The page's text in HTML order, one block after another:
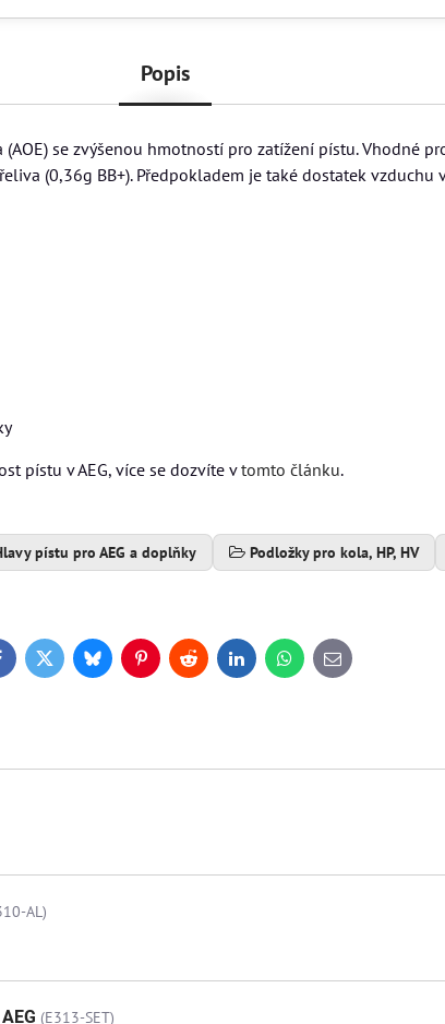
Popis
se zvýšenou hmotností pro zatížení pístu. Vhodné
(0,36g BB+). Předpokladem je také dostatek vzduchu
pístu v AEG, více se dozvíte vtomto článku.
pístu pro AEG a doplňky Podložky pro kola, HP, HV
TwitterBlueskyPinterestRedditLinkedInWhatsApp
E-
mail
AL)
(E313-SET)